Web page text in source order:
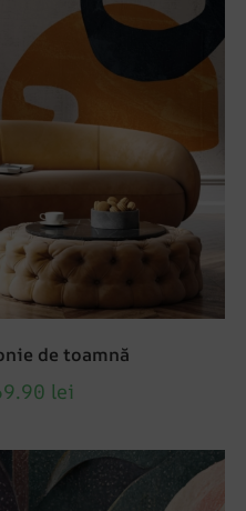
de toamnă
lei